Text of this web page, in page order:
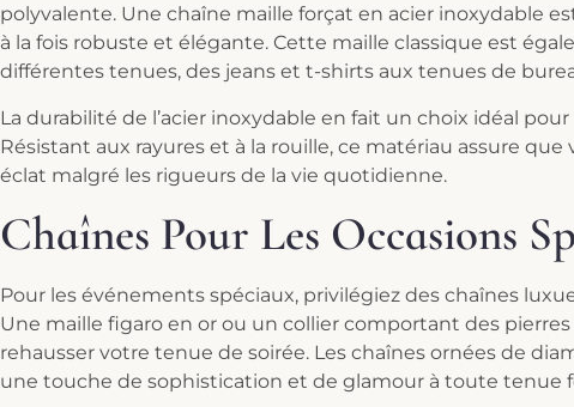
polyvalente. Une chaîne maille forçat en acier inoxydable
à la fois robuste et élégante. Cette maille classique est
différentes tenues, des jeans et t-shirts aux tenues de
La durabilité de l’acier inoxydable en fait un choix idéal
Résistant aux rayures et à la rouille, ce matériau assure
éclat malgré les rigueurs de la vie quotidienne.
Chaînes Pour Les Occasions
Pour les événements spéciaux, privilégiez des chaînes
Une maille figaro en or ou un collier comportant des
rehausser votre tenue de soirée. Les chaînes ornées de
une touche de sophistication et de glamour à toute tenue